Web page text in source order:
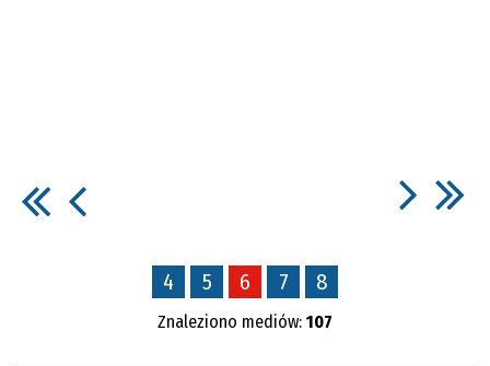
4 5 6 7 8
Znaleziono mediów: 107